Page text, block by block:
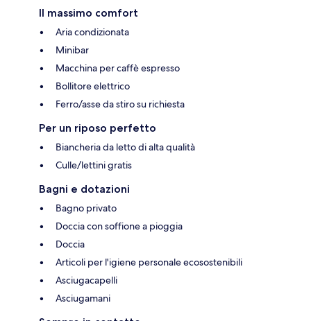
Il massimo comfort
Aria condizionata
Minibar
Macchina per caffè espresso
Bollitore elettrico
Ferro/asse da stiro su richiesta
Per un riposo perfetto
Biancheria da letto di alta qualità
Culle/lettini gratis
Bagni e dotazioni
Bagno privato
Doccia con soffione a pioggia
Doccia
Articoli per l'igiene personale ecosostenibili
Asciugacapelli
Asciugamani